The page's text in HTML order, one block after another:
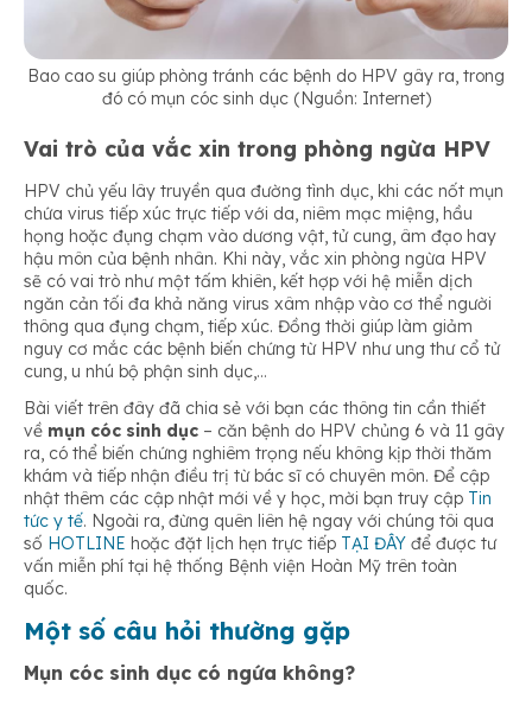
Bao cao su giúp phòng tránh các bệnh do HPV gây ra, trong
đó có mụn cóc sinh dục (Nguồn: Internet)
Vai trò của vắc xin trong phòng ngừa HPV
HPV chủ yếu lây truyền qua đường tình dục, khi các nốt mụn
chứa virus tiếp xúc trực tiếp với da, niêm mạc miệng, hầu
họng hoặc đụng chạm vào dương vật, tử cung, âm đạo hay
hậu môn của bệnh nhân. Khi này, vắc xin phòng ngừa HPV
sẽ có vai trò như một tấm khiên, kết hợp với hệ miễn dịch
ngăn cản tối đa khả năng virus xâm nhập vào cơ thể người
thông qua đụng chạm, tiếp xúc. Đồng thời giúp làm giảm
nguy cơ mắc các bệnh biến chứng từ HPV như ung thư cổ tử
cung, u nhú bộ phận sinh dục,…
Bài viết trên đây đã chia sẻ với bạn các thông tin cần thiết
về mụn cóc sinh dục – căn bệnh do HPV chủng 6 và 11 gây
ra, có thể biến chứng nghiêm trọng nếu không kịp thời thăm
khám và tiếp nhận điều trị từ bác sĩ có chuyên môn. Để cập
nhật thêm các cập nhật mới về y học, mời bạn truy cập Tin
tức y tế. Ngoài ra, đừng quên liên hệ ngay với chúng tôi qua
số HOTLINE hoặc đặt lịch hẹn trực tiếp TẠI ĐÂY để được tư
vấn miễn phí tại hệ thống Bệnh viện Hoàn Mỹ trên toàn
quốc.
Một số câu hỏi thường gặp
Mụn cóc sinh dục có ngứa không?